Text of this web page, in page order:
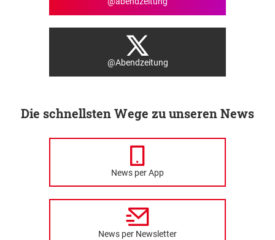
@Abendzeitung
Die schnellsten Wege zu unseren News
News per App
News per Newsletter